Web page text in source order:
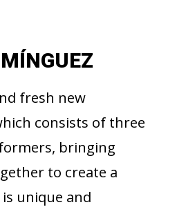
fresh new
consists of three
bringing
to create a
unique and